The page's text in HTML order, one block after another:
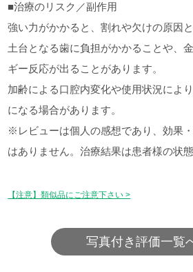
■治療のリスク／副作用
強い力がかかると、割れや欠けの原因
土台となる歯に負担がかかることや、
ギー反応が出ることがあります。
加齢による口腔内変化や使用状況によ
になる場合があります。
※レビューは個人の感想であり、効果
はありません。治療結果は患者様の状
【注意】類似品にご注意下さい >
写真付き評価一覧